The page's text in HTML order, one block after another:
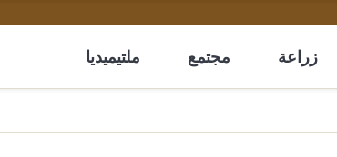
زراعة مجتمع ملتيميديا